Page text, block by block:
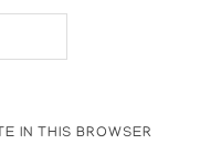
IN THIS BROWSER